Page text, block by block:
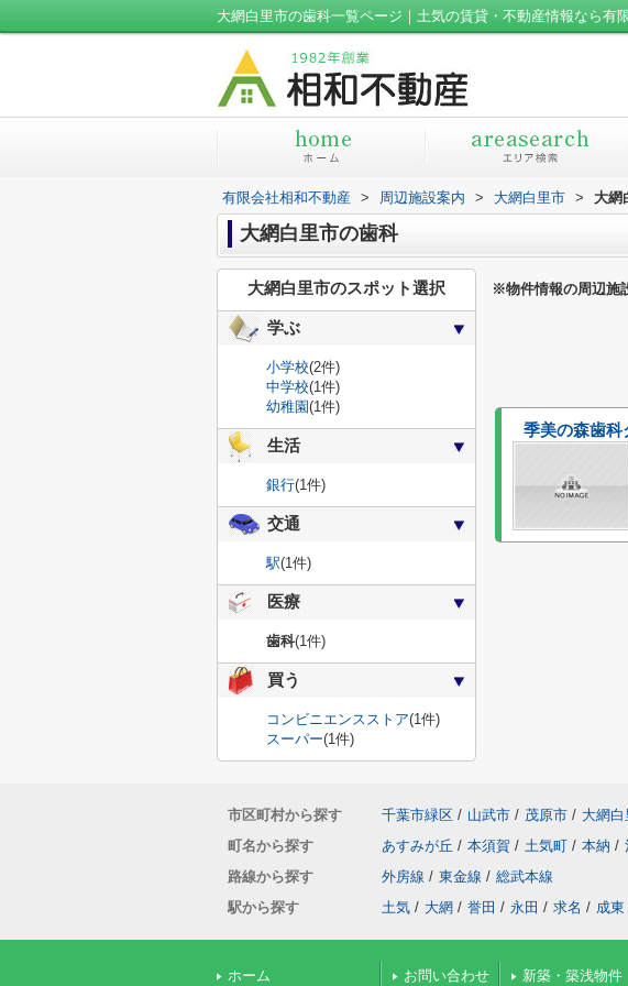
大網白里市の歯科一覧ページ｜土気の賃貸・不動産情報なら有
有限会社相和不動産 > 周辺施設案内 > 大網白里市 > 大網
大網白里市の歯科
※物件情報の周辺施
季美の森歯科
大網白里市のスポット選択
学ぶ
小学校(2件)
中学校(1件)
幼稚園(1件)
生活
銀行(1件)
交通
駅(1件)
医療
歯科(1件)
買う
コンビニエンスストア(1件)
スーパー(1件)
市区町村から探す 千葉市緑区 / 山武市 / 茂原市 / 大網
町名から探す
あすみが丘 / 本須賀 / 土気町 / 本納 /
路線から探す
外房線 / 東金線 / 総武本線
駅から探す
土気 / 大網 / 誉田 / 永田 / 求名 / 成東
ホーム お問い合わせ 新築・築浅物件